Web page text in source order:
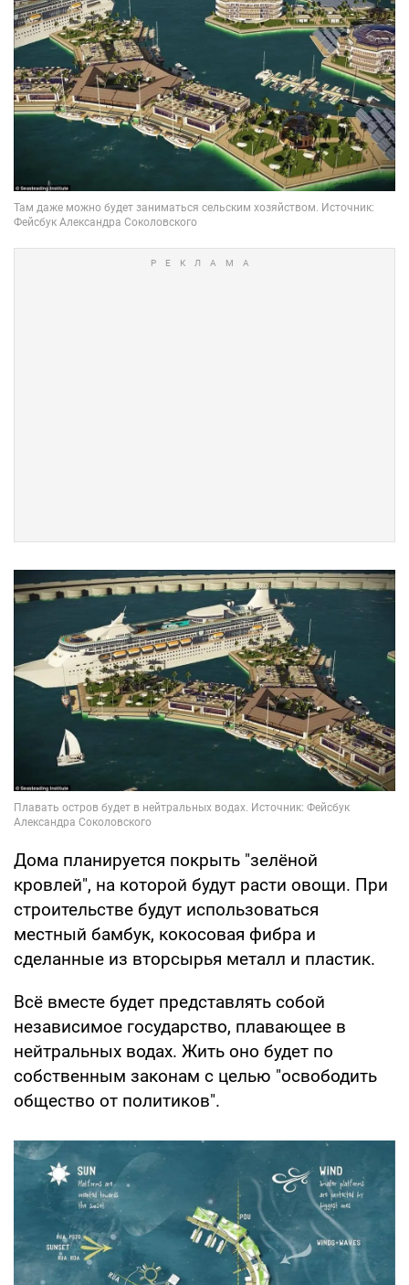
Дома планируется покрыть "зелёной
кровлей", на которой будут расти овощи. При
строительстве будут использоваться
местный бамбук, кокосовая фибра и
сделанные из вторсырья металл и пластик.
Всё вместе будет представлять собой
независимое государство, плавающее в
нейтральных водах. Жить оно будет по
собственным законам с целью "освободить
общество от политиков".